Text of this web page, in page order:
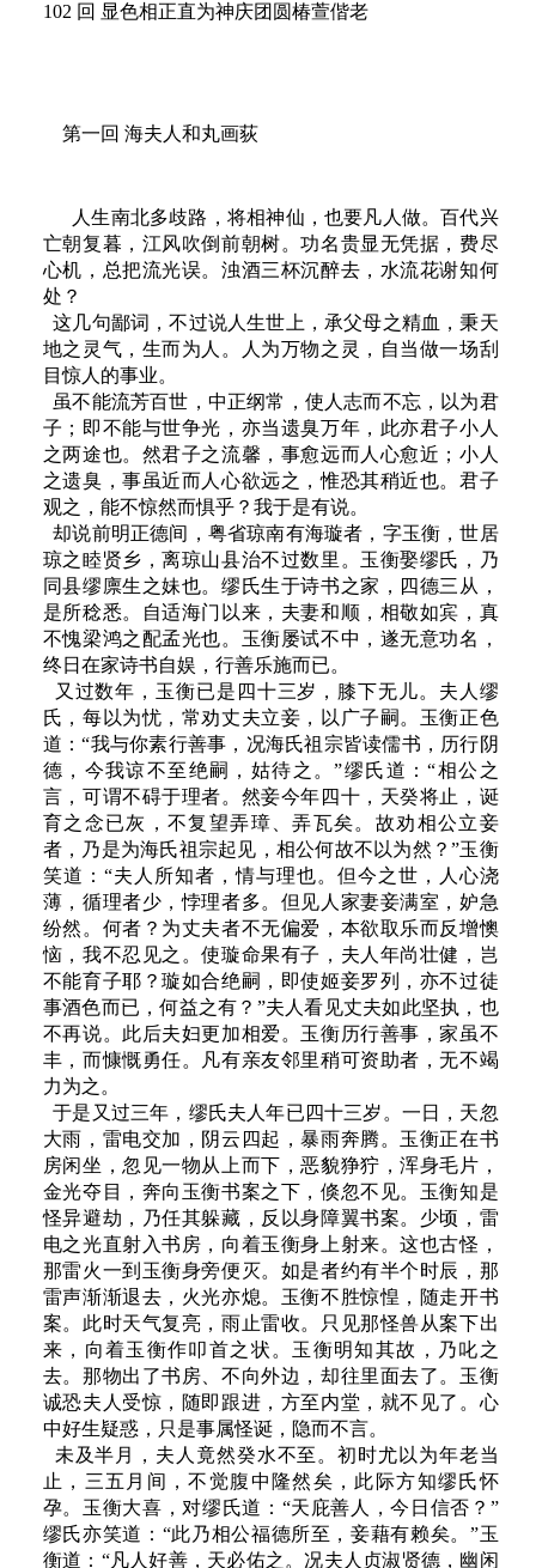
102 回 显色相正直为神庆团圆椿萱偕老
第一回 海夫人和丸画荻
人生南北多歧路，将相神仙，也要凡人做。百代兴
亡朝复暮，江风吹倒前朝树。功名贵显无凭据，费尽
心机，总把流光误。浊酒三杯沉醉去，水流花谢知何
处？
这几句鄙词，不过说人生世上，承父母之精血，秉天
地之灵气，生而为人。人为万物之灵，自当做一场刮
目惊人的事业。
虽不能流芳百世，中正纲常，使人志而不忘，以为君
子；即不能与世争光，亦当遗臭万年，此亦君子小人
之两途也。然君子之流馨，事愈远而人心愈近；小人
之遗臭，事虽近而人心欲远之，惟恐其稍近也。君子
观之，能不惊然而惧乎？我于是有说。
却说前明正德间，粤省琼南有海璇者，字玉衡，世居
琼之睦贤乡，离琼山县治不过数里。玉衡娶缪氏，乃
同县缪廪生之妹也。缪氏生于诗书之家，四德三从，
是所稔悉。自适海门以来，夫妻和顺，相敬如宾，真
不愧梁鸿之配孟光也。玉衡屡试不中，遂无意功名，
终日在家诗书自娱，行善乐施而已。
又过数年，玉衡已是四十三岁，膝下无儿。夫人缪
氏，每以为忧，常劝丈夫立妾，以广子嗣。玉衡正色
道：“我与你素行善事，况海氏祖宗皆读儒书，历行阴
德，今我谅不至绝嗣，姑待之。”缪氏道：“相公之
言，可谓不碍于理者。然妾今年四十，天癸将止，诞
育之念已灰，不复望弄璋、弄瓦矣。故劝相公立妾
者，乃是为海氏祖宗起见，相公何故不以为然？”玉衡
笑道：“夫人所知者，情与理也。但今之世，人心浇
薄，循理者少，悖理者多。但见人家妻妾满室，妒急
纷然。何者？为丈夫者不无偏爱，本欲取乐而反增懊
恼，我不忍见之。使璇命果有子，夫人年尚壮健，岂
不能育子耶？璇如合绝嗣，即使姬妾罗列，亦不过徒
事酒色而已，何益之有？”夫人看见丈夫如此坚执，也
不再说。此后夫妇更加相爱。玉衡历行善事，家虽不
丰，而慷慨勇任。凡有亲友邻里稍可资助者，无不竭
力为之。
于是又过三年，缪氏夫人年已四十三岁。一日，天忽
大雨，雷电交加，阴云四起，暴雨奔腾。玉衡正在书
房闲坐，忽见一物从上而下，恶貌狰狞，浑身毛片，
金光夺目，奔向玉衡书案之下，倏忽不见。玉衡知是
怪异避劫，乃任其躲藏，反以身障翼书案。少顷，雷
电之光直射入书房，向着玉衡身上射来。这也古怪，
那雷火一到玉衡身旁便灭。如是者约有半个时辰，那
雷声渐渐退去，火光亦熄。玉衡不胜惊惶，随走开书
案。此时天气复亮，雨止雷收。只见那怪兽从案下出
来，向着玉衡作叩首之状。玉衡明知其故，乃叱之
去。那物出了书房、不向外边，却往里面去了。玉衡
诚恐夫人受惊，随即跟进，方至内堂，就不见了。心
中好生疑惑，只是事属怪诞，隐而不言。
未及半月，夫人竟然癸水不至。初时尤以为年老当
止，三五月间，不觉腹中隆然矣，此际方知缪氏怀
孕。玉衡大喜，对缪氏道：“天庇善人，今日信否？”
缪氏亦笑道：“此乃相公福德所至，妾藉有赖矣。”玉
衡道：“凡人好善，天必佑之。况夫人贞淑贤德，幽闲